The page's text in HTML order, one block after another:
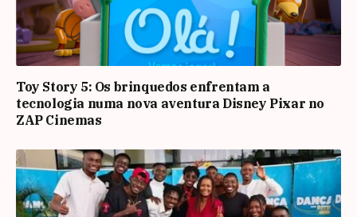
Toy Story 5: Os brinquedos enfrentam a
tecnologia numa nova aventura Disney Pixar no
ZAP Cinemas